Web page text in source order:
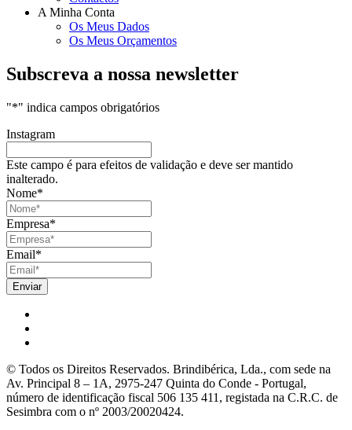
A Minha Conta
Os Meus Dados
Os Meus Orçamentos
Subscreva a nossa newsletter
"*" indica campos obrigatórios
Instagram
Este campo é para efeitos de validação e deve ser mantido
inalterado.
Nome*
Empresa*
Email*
© Todos os Direitos Reservados. Brindibérica, Lda., com sede na
Av. Principal 8 – 1A, 2975-247 Quinta do Conde - Portugal,
número de identificação fiscal 506 135 411, registada na C.R.C. de
Sesimbra com o nº 2003/20020424.